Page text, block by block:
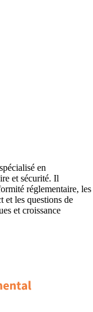
en
et sécurité. Il
réglementaire, les
et les questions de
et croissance